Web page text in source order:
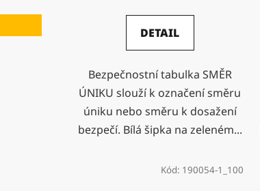
DETAIL
Bezpečnostní tabulka SMĚR
ÚNIKU slouží k označení směru
úniku nebo směru k dosažení
bezpečí. Bílá šipka na zeleném...
Kód: 190054-1_100